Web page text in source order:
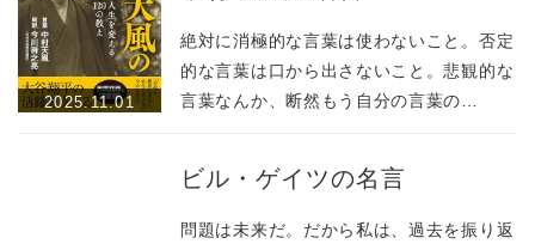
2025.11.01
絶対に消極的な言葉は使わないこと。否定
的な言葉は口から出さないこと。悲観的な
言葉なんか、断然もう自分の言葉の…
ビル・ゲイツの名言
問題は未来だ。だから私は、過去を振り返